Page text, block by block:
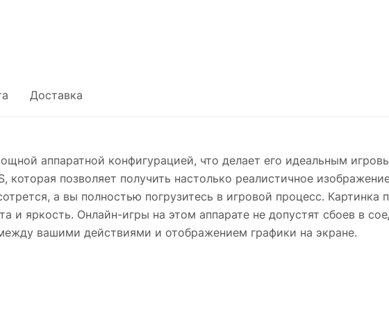
Доставка
аппаратной конфигурацией, что делает его идеальным
которая позволяет получить настолько реалистичное
а вы полностью погрузитесь в игровой процесс. Картинка
и яркость. Онлайн-игры на этом аппарате не допустят сбоев в
вашими действиями и отображением графики на экране.